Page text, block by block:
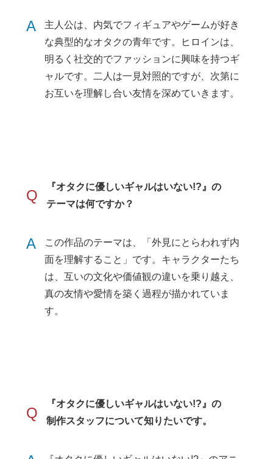
A
主人公は、内気でフィギュアやゲームが好き
な典型的なオタクの青年です。ヒロインは、
明るく社交的でファッションに興味を持つギ
ャルです。二人は一見対照的ですが、次第に
お互いを理解し合い友情を深めていきます。
Q
『オタクに優しいギャルはいない!?』の
テーマは何ですか？
A
この作品のテーマは、「外見にとらわれず内
面を理解すること」です。キャラクターたち
は、互いの文化や価値観の違いを乗り越え、
真の友情や愛情を築く過程が描かれていま
す。
Q
『オタクに優しいギャルはいない!?』の
制作スタッフについて知りたいです。